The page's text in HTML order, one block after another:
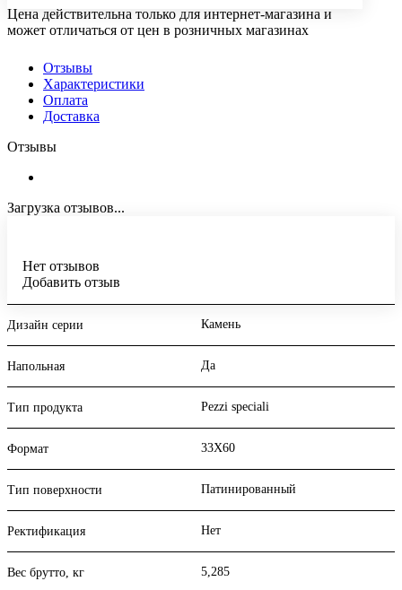
Цена действительна только для интернет-магазина и
может отличаться от цен в розничных магазинах
Отзывы
Характеристики
Оплата
Доставка
Отзывы
Загрузка отзывов...
Нет отзывов
Добавить отзыв
Дизайн серии Камень
Напольная Да
Тип продукта Pezzi speciali
Формат 33X60
Тип поверхности Патинированный
Ректификация Нет
Вес брутто, кг 5,285